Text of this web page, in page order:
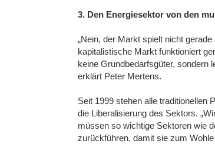
3. Den Energiesektor von den
„Nein, der Markt spielt nicht
kapitalistische Markt funktioniert
keine Grundbedarfsgüter, sondern
erklärt Peter Mertens.
Seit 1999 stehen alle traditionellen
die Liberalisierung des Sektors.
müssen so wichtige Sektoren wie
zurückführen, damit sie zum